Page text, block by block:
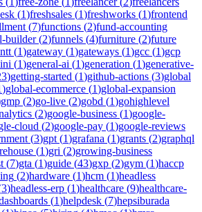
(1)freshsales (1)freshworks (1)frontend
(7)functions (2)fund-accounting
builder(2)funnels (4)furniture (2)future
(1)gateway (1)gateways (1)gcc (1)gcp
(1)general-ai (1)generation (1)generative-
)getting-started (1)github-actions (3)global
)global-ecommerce (1)global-expansion
gmp (2)go-live (2)gobd (1)gohighlevel
(2)google-business (1)google-
cloud (2)google-pay (1)google-reviews
(3)gpt (1)grafana (1)grants (2)graphql
(1)gri (2)growing-business
(7)gta (1)guide (43)gxp (2)gym (1)haccp
(2)hardware (1)hcm (1)headless
3)headless-erp (1)healthcare (9)healthcare-
(1)helpdesk (7)hepsiburada